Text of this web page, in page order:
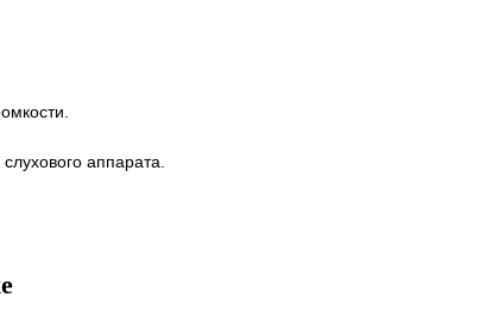
аппарата.